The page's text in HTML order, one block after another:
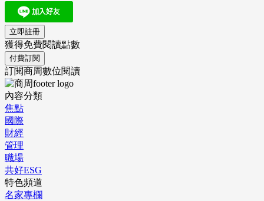
立即註冊
獲得免費閱讀點數
付費訂閱
訂閱商周數位閱讀
內容分類
焦點
國際
財經
管理
職場
共好ESG
特色頻道
名家專欄